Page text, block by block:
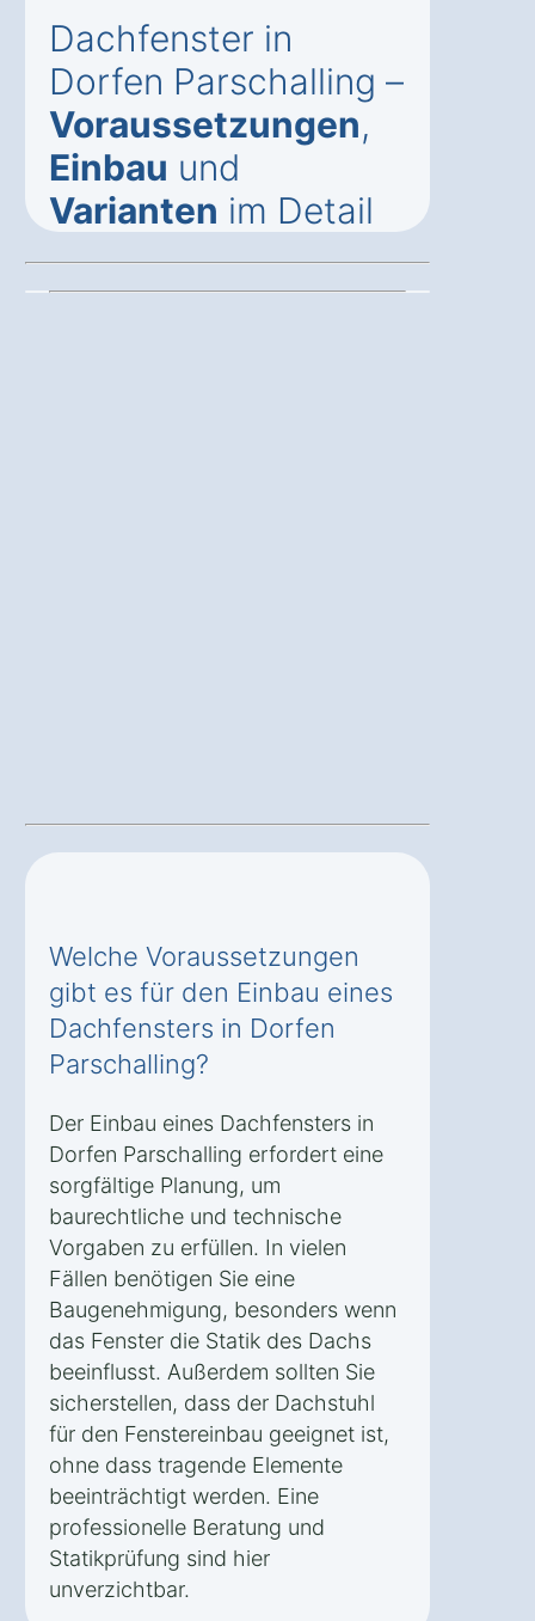
Dachfenster in
Dorfen Parschalling –
Voraussetzungen,
Einbau und
Varianten im Detail
Welche Voraussetzungen
gibt es für den Einbau eines
Dachfensters in Dorfen
Parschalling?
Der Einbau eines Dachfensters in
Dorfen Parschalling erfordert eine
sorgfältige Planung, um
baurechtliche und technische
Vorgaben zu erfüllen. In vielen
Fällen benötigen Sie eine
Baugenehmigung, besonders wenn
das Fenster die Statik des Dachs
beeinflusst. Außerdem sollten Sie
sicherstellen, dass der Dachstuhl
für den Fenstereinbau geeignet ist,
ohne dass tragende Elemente
beeinträchtigt werden. Eine
professionelle Beratung und
Statikprüfung sind hier
unverzichtbar.